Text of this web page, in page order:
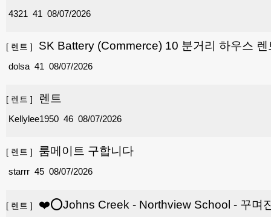
41
4321 08/07/2026
[ 렌트 ] SK Battery (Commerce) 10 분거리 하우스 렌
41
dolsa 08/07/2026
[ 렌트 ] 렌트
46
Kellylee1950 08/07/2026
[ 렌트 ] 룸메이트 구합니다
45
starrr 08/07/2026
[ 렌트 ] ❤️⭕Johns Creek - Northview School - 꾸며